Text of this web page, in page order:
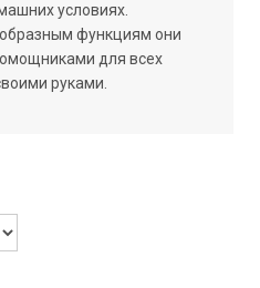
условиях.
функциям они
для всех
руками.